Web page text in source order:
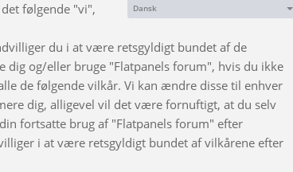
Sprog:
Dansk
følgende "vi",
du i at være retsgyldigt bundet af de
og/eller bruge "Flatpanels forum", hvis du ikke
de følgende vilkår. Vi kan ændre disse til enhver
dig, alligevel vil det være fornuftigt, at du selv
fortsatte brug af "Flatpanels forum" efter
i at være retsgyldigt bundet af vilkårene efter